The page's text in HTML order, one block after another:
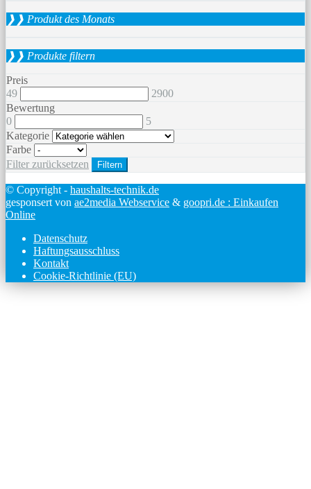
❱❱ Produkt des Monats
❱❱ Produkte filtern
Preis
49
2900
Bewertung
0
5
Kategorie
Farbe
Filter zurücksetzen
Filtern
© Copyright - haushalts-technik.de
gesponsert von ae2media Webservice & goopri.de : Einkaufen
Online
Datenschutz
Haftungsausschluss
Kontakt
Cookie-Richtlinie (EU)